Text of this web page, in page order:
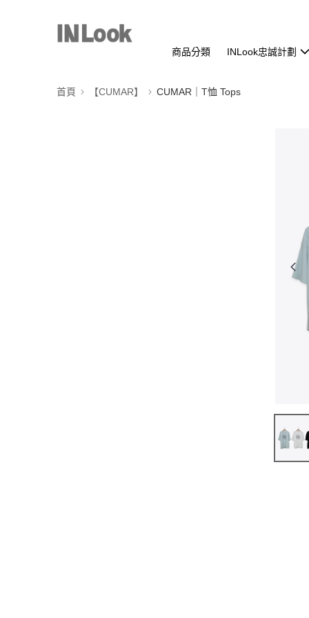
商品分類 INLook忠誠計劃
首頁 【CUMAR】 CUMAR｜T恤 Tops